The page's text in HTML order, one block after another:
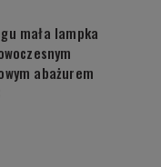
mała lampka
abażurem